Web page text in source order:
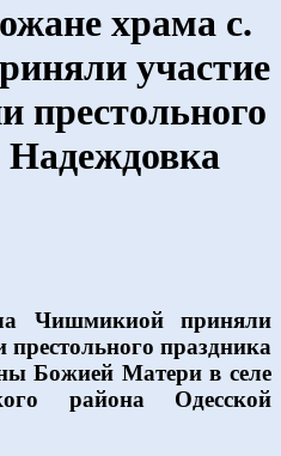
храма с.
участие
престольного
Надеждовка
Чишмикиой приняли
престольного праздника
Божией Матери в селе
района Одесской